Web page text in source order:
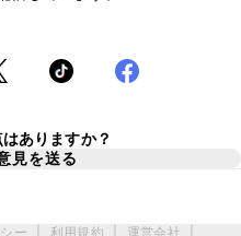
ありますか？
見を送る
ー 利用規約 運営会社